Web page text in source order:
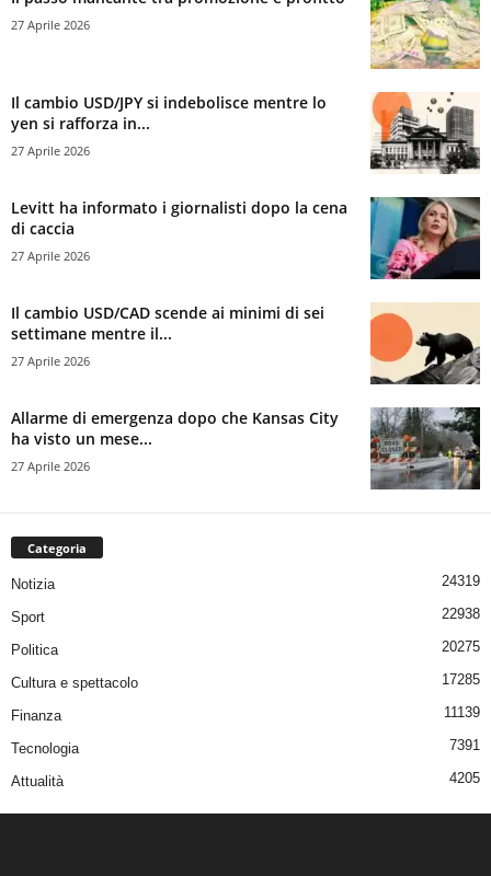
27 Aprile 2026
Il cambio USD/JPY si indebolisce mentre lo
yen si rafforza in...
27 Aprile 2026
Levitt ha informato i giornalisti dopo la cena
di caccia
27 Aprile 2026
Il cambio USD/CAD scende ai minimi di sei
settimane mentre il...
27 Aprile 2026
Allarme di emergenza dopo che Kansas City
ha visto un mese...
27 Aprile 2026
Categoria
Notizia 24319
Sport 22938
Politica 20275
Cultura e spettacolo 17285
Finanza 11139
Tecnologia 7391
Attualità 4205